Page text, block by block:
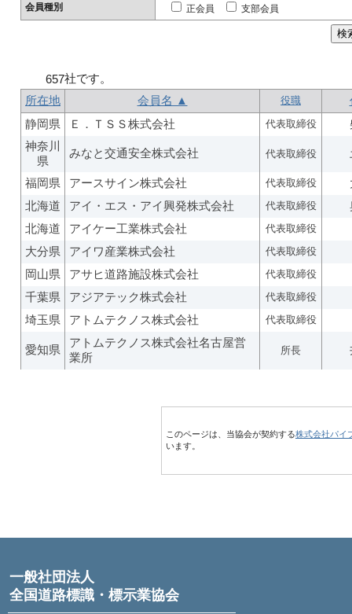
会員種別 正会員 支部会員
657社です。
所在地
会員名 ▲ 役職
静岡県
Ｅ．ＴＳＳ株式会社 代表取締役
神奈川
県
みなと交通安全株式会社 代表取締役
福岡県 アースサイン株式会社 代表取締役
北海道
アイ・エス・アイ興発株式会社 代表取締役
北海道
アイケー工業株式会社 代表取締役
大分県 アイワ産業株式会社 代表取締役
岡山県 アサヒ道路施設株式会社 代表取締役
千葉県 アジアテック株式会社 代表取締役
埼玉県 アトムテクノス株式会社 代表取締役
愛知県
アトムテクノス株式会社名古屋営
業所
所長
このページは、当協会が契約する株式会社パイ
います。
一般社団法人
全国道路標識・標示業協会